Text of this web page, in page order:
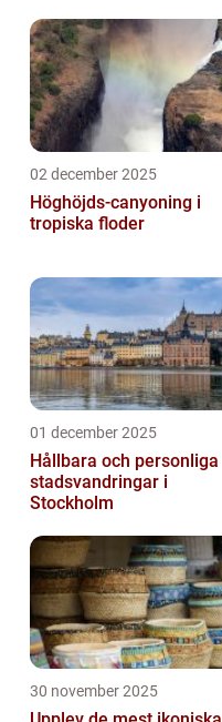
02 december 2025
Höghöjds-canyoning i
tropiska floder
01 december 2025
Hållbara och personliga
stadsvandringar i
Stockholm
30 november 2025